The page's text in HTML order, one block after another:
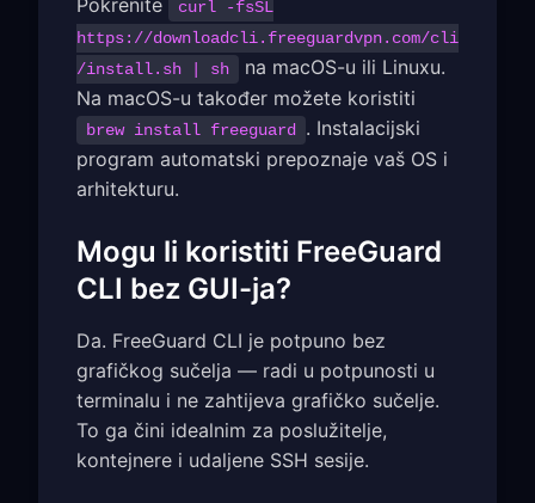
curl -fsSL
https://downloadcli.freeguardvpn.com/cli
/install.sh | sh
na macOS-u ili Linuxu.
Na macOS-u također možete koristiti
brew install freeguard
. Instalacijski
program automatski prepoznaje vaš OS i
arhitekturu.
Mogu li koristiti FreeGuard
CLI bez GUI-ja?
Da. FreeGuard CLI je potpuno bez
grafičkog sučelja — radi u potpunosti u
terminalu i ne zahtijeva grafičko sučelje.
To ga čini idealnim za poslužitelje,
kontejnere i udaljene SSH sesije.